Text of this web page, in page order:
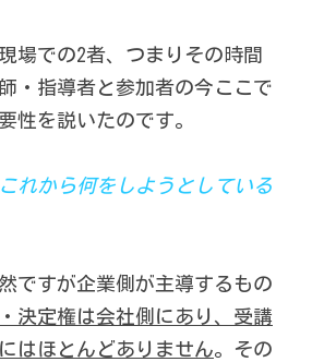
場での2者、つまりその時間
・指導者と参加者の今ここで
性を説いたのです。
れから何をしようとしている
ですが企業側が主導するもの
決定権は会社側にあり、受講
はほとんどありません。その